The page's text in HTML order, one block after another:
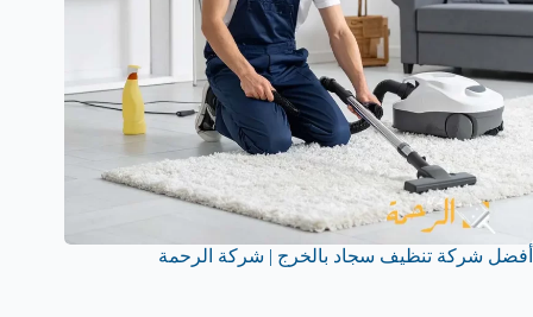
أفضل شركة تنظيف سجاد بالخرج | شركة الرحمة